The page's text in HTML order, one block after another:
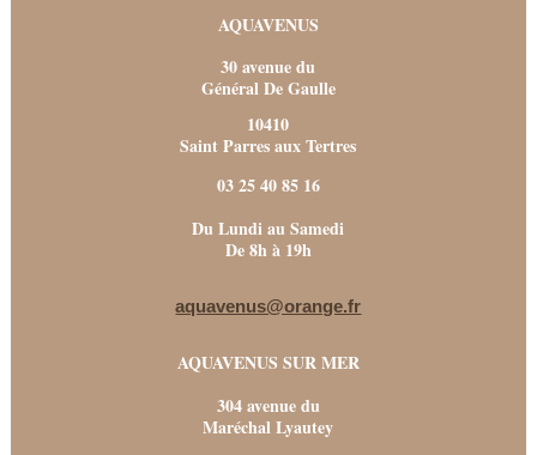
AQUAVENUS
30 avenue du
Général De Gaulle
10410
Saint Parres aux Tertres
03 25 40 85 16
Du Lundi au Samedi
De 8h à 19h
aquavenus@orange.fr
AQUAVENUS SUR MER
304 avenue du
Maréchal Lyautey